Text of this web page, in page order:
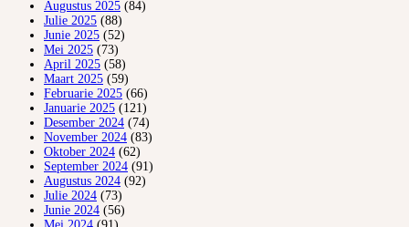
Augustus 2025 (84)
Julie 2025 (88)
Junie 2025 (52)
Mei 2025 (73)
April 2025 (58)
Maart 2025 (59)
Februarie 2025 (66)
Januarie 2025 (121)
Desember 2024 (74)
November 2024 (83)
Oktober 2024 (62)
September 2024 (91)
Augustus 2024 (92)
Julie 2024 (73)
Junie 2024 (56)